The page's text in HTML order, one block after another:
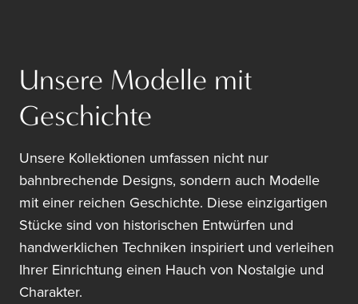
Unsere Modelle mit
Geschichte
Unsere Kollektionen umfassen nicht nur
bahnbrechende Designs, sondern auch Modelle
mit einer reichen Geschichte. Diese einzigartigen
Stücke sind von historischen Entwürfen und
handwerklichen Techniken inspiriert und verleihen
Ihrer Einrichtung einen Hauch von Nostalgie und
Charakter.